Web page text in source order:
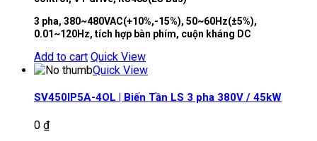
3 pha, 380~480VAC(+10%,-15%), 50~60Hz(±5%),
0.01~120Hz, tích hợp bàn phím, cuộn kháng DC
Add to cart Quick View
Quick View
SV450IP5A-4OL | Biến Tần LS 3 pha 380V / 45kW
0 ₫